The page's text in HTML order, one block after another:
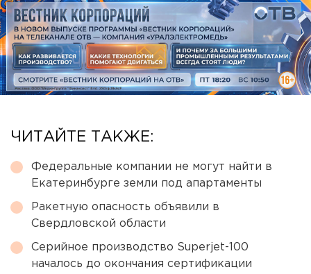
ЧИТАЙТЕ ТАКЖЕ:
Федеральные компании не могут найти в
Екатеринбурге земли под апартаменты
Ракетную опасность объявили в
Свердловской области
Серийное производство Superjet-100
началось до окончания сертификации